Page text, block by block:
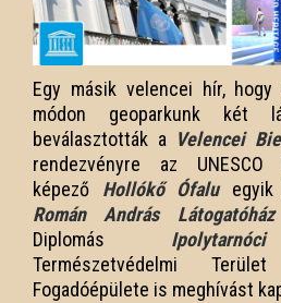
Egy másik velencei hír,
módon geoparkunk két
beválasztották a Velencei
rendezvényre az UNESCO
képező Hollókő Ófaluegyik
Román András Látogatóház
Diplomás
Természetvédelmi
Fogadóépülete is meghívást